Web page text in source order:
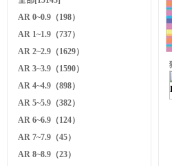
AR 0~0.9（198）
AR 1~1.9（737）
AR 2~2.9（1629）
AR 3~3.9（1590）
AR 4~4.9（898）
AR 5~5.9（382）
AR 6~6.9（124）
AR 7~7.9（45）
AR 8~8.9（23）